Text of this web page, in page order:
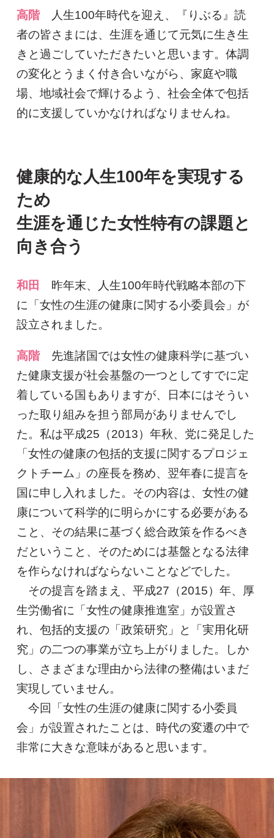
高階
人生100年時代を迎え、『りぶる』読
者の皆さまには、生涯を通じて元気に生き生
きと過ごしていただきたいと思います。体調
の変化とうまく付き合いながら、家庭や職
場、地域社会で輝けるよう、社会全体で包括
的に支援していかなければなりませんね。
健康的な人生100年を実現する
ため
生涯を通じた女性特有の課題と
向き合う
和田
昨年末、人生100年時代戦略本部の下
に「女性の生涯の健康に関する小委員会」が
設立されました。
高階
先進諸国では女性の健康科学に基づい
た健康支援が社会基盤の一つとしてすでに定
着している国もありますが、日本にはそうい
った取り組みを担う部局がありませんでし
た。私は平成25（2013）年秋、党に発足した
「女性の健康の包括的支援に関するプロジェ
クトチーム」の座長を務め、翌年春に提言を
国に申し入れました。その内容は、女性の健
康について科学的に明らかにする必要がある
こと、その結果に基づく総合政策を作るべき
だということ、そのためには基盤となる法律
を作らなければならないことなどでした。
その提言を踏まえ、平成27（2015）年、厚
生労働省に「女性の健康推進室」が設置さ
れ、包括的支援の「政策研究」と「実用化研
究」の二つの事業が立ち上がりました。しか
し、さまざまな理由から法律の整備はいまだ
実現していません。
今回「女性の生涯の健康に関する小委員
会」が設置されたことは、時代の変遷の中で
非常に大きな意味があると思います。